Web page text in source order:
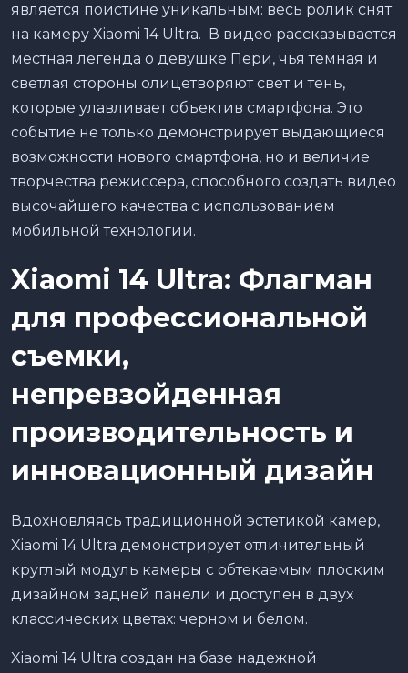
является поистине уникальным: весь ролик снят
на камеру Xiaomi 14 Ultra. В видео рассказывается
местная легенда о девушке Пери, чья темная и
светлая стороны олицетворяют свет и тень,
которые улавливает объектив смартфона. Это
событие не только демонстрирует выдающиеся
возможности нового смартфона, но и величие
творчества режиссера, способного создать видео
высочайшего качества с использованием
мобильной технологии.
Xiaomi 14 Ultra: Флагман
для профессиональной
съемки,
непревзойденная
производительность и
инновационный дизайн
Вдохновляясь традиционной эстетикой камер,
Xiaomi 14 Ultra демонстрирует отличительный
круглый модуль камеры с обтекаемым плоским
дизайном задней панели и доступен в двух
классических цветах: черном и белом.
Xiaomi 14 Ultra создан на базе надежной